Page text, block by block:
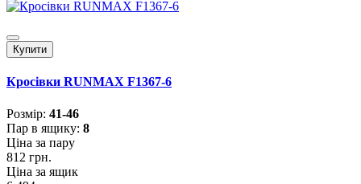
Купити
Кросівки RUNMAX F1367-6
Розмiр: 41-46
Пар в ящику: 8
Ціна за пару
812 грн.
Ціна за ящик